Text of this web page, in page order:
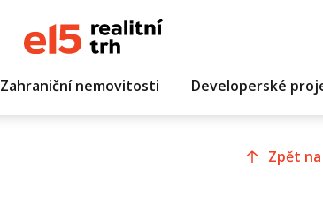
Zahraniční nemovitosti Developerské
Zpět